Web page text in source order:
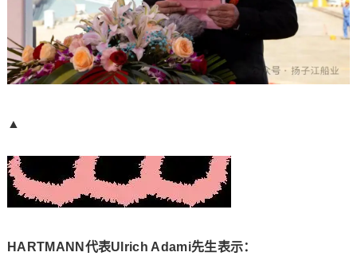
▲
HARTMANN代表Ulrich Adami先生表示：